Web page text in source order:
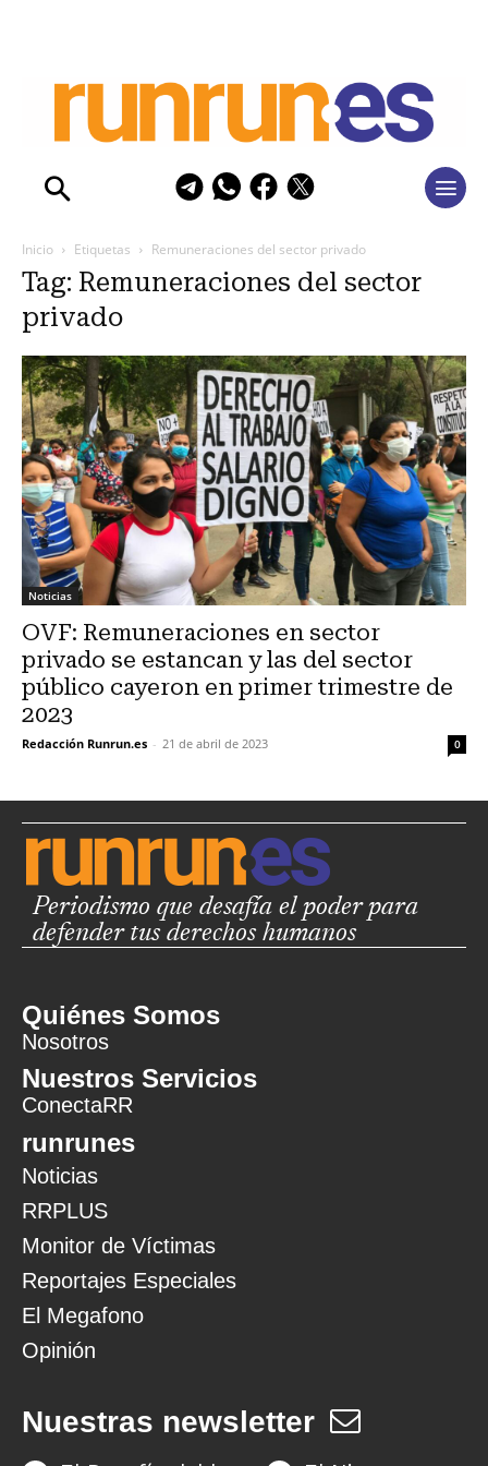
Inicio Etiquetas Remuneraciones del sector privado
Tag: Remuneraciones del sector
privado
Noticias
OVF: Remuneraciones en sector
privado se estancan y las del sector
público cayeron en primer trimestre de
2023
Redacción Runrun.es - 21 de abril de 2023 0
Periodismo que desafía el poder para
defender tus derechos humanos
Quiénes Somos
Nosotros
Nuestros Servicios
ConectaRR
runrunes
Noticias
RRPLUS
Monitor de Víctimas
Reportajes Especiales
El Megafono
Opinión
Nuestras newsletter